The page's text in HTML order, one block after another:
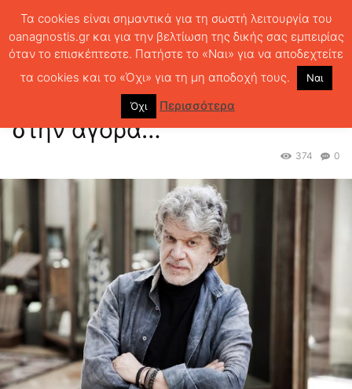
Γιάννης Βούρος:μπαίνοντας στην
αγορά…
Γιάννης Βούρος:μπαίνοντας
στην αγορά…
0
374
Τα cookies είναι σημαντικά για τη σωστή λειτουργία του
oanagnostis.gr και για την βελτίωση της δικής σας εμπειρίας
όταν το επισκέπτεστε. Πατήστε το «Ναι» για να αποδεχτείτε
τα cookies και το «Όχι» για τη μη αποδοχή τους.
Ναι
Όχι Περισσότερα